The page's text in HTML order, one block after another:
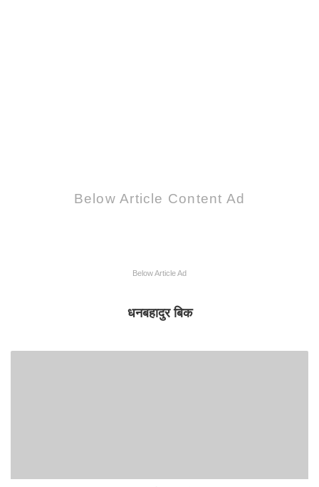
Below Article Content Ad
Below Article Ad
धनबहादुर बिक